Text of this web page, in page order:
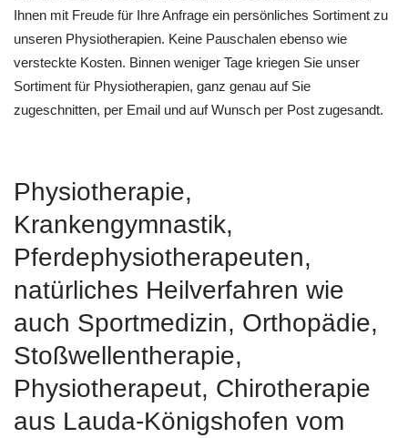
Ihnen mit Freude für Ihre Anfrage ein persönliches Sortiment zu
unseren Physiotherapien. Keine Pauschalen ebenso wie
versteckte Kosten. Binnen weniger Tage kriegen Sie unser
Sortiment für Physiotherapien, ganz genau auf Sie
zugeschnitten, per Email und auf Wunsch per Post zugesandt.
Physiotherapie,
Krankengymnastik,
Pferdephysiotherapeuten,
natürliches Heilverfahren wie
auch Sportmedizin, Orthopädie,
Stoßwellentherapie,
Physiotherapeut, Chirotherapie
aus Lauda-Königshofen vom